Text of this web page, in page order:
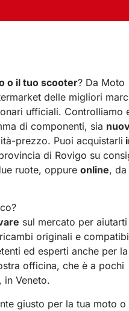
o il tuo scooter? Da Moto
delle migliori
ufficiali. Controlliamo
di componenti, sia
prezzo. Puoi acquistarli
di Rovigo su
ruote, oppure online, da
sul mercato per aiutarti
originali e
ed esperti anche per la
officina, che è a pochi
in Veneto.
giusto per la tua moto o